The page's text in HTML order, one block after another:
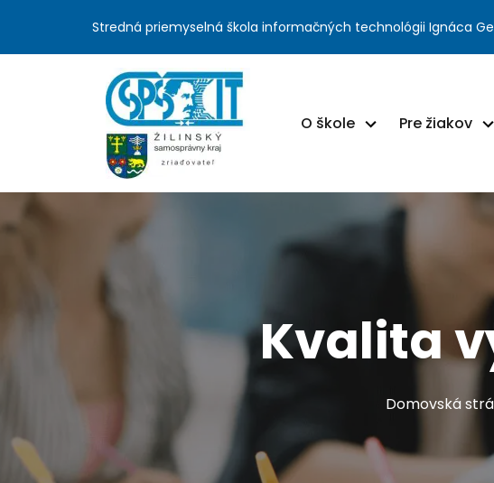
Stredná priemyselná škola informačných technológii Ignáca
O škole Pre žiakov
Kvalita
Domovská